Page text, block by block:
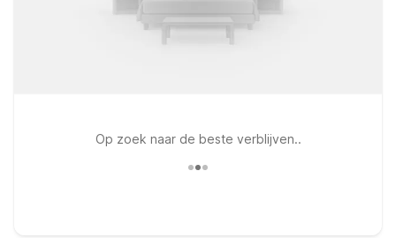
Op zoek naar de beste verblijven..